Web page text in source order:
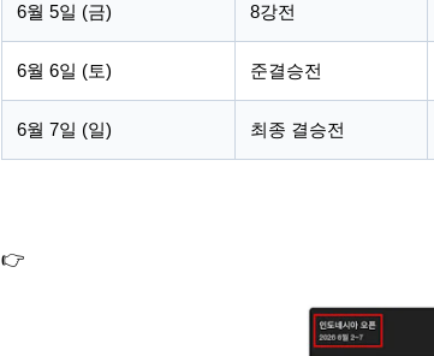
6월 5일 (금) 8강전
6월 6일 (토) 준결승전
6월 7일 (일) 최종 결승전
👉